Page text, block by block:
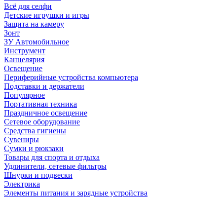
Всё для селфи
Детские игрушки и игры
Защита на камеру
Зонт
ЗУ Автомобильное
Инструмент
Канцелярия
Освещение
Периферийные устройства компьютера
Подставки и держатели
Популярное
Портативная техника
Праздничное освещение
Сетевое оборудование
Средства гигиены
Сувениры
Сумки и рюкзаки
Товары для спорта и отдыха
Удлинители, сетевые фильтры
Шнурки и подвески
Электрика
Элементы питания и зарядные устройства